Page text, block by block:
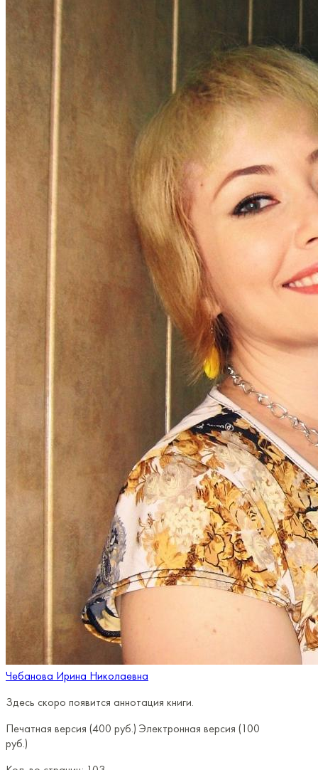
Чебанова Ирина Николаевна
Здесь скоро появится аннотация книги.
Печатная версия (400 руб.) Электронная версия (100
руб.)